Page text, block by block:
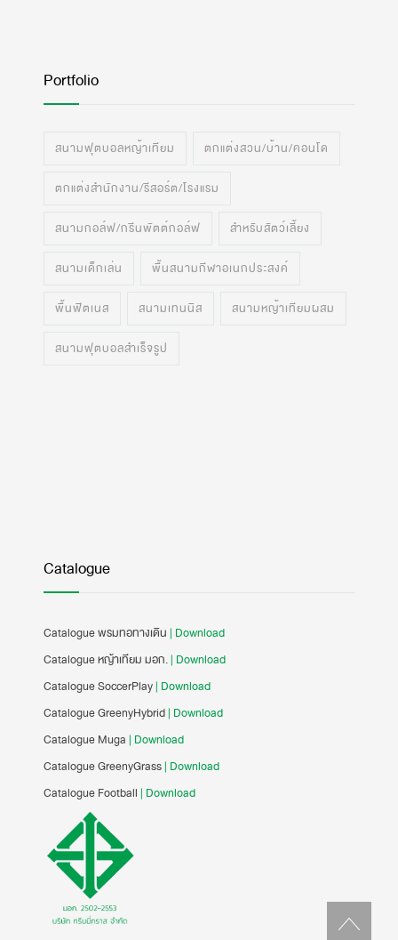
Portfolio
สนามฟุตบอลหญ้าเทียม ตกแต่งสวน/บ้าน/คอนโด
ตกแต่งสำนักงาน/รีสอร์ต/โรงแรม
สนามกอล์ฟ/กรีนพัตต์กอล์ฟ สำหรับสัตว์เลี้ยง
สนามเด็กเล่น พื้นสนามกีฬาอเนกประสงค์
พื้นฟิตเนส สนามเทนนิส สนามหญ้าเทียมผสม
สนามฟุตบอลสำเร็จรูป
Catalogue
Catalogue พรมทอทางเดิน | Download
Catalogue หญ้าเทียม มอก.| Download
Catalogue SoccerPlay| Download
Catalogue GreenyHybrid| Download
Catalogue Muga | Download
Catalogue GreenyGrass| Download
Catalogue Football | Download